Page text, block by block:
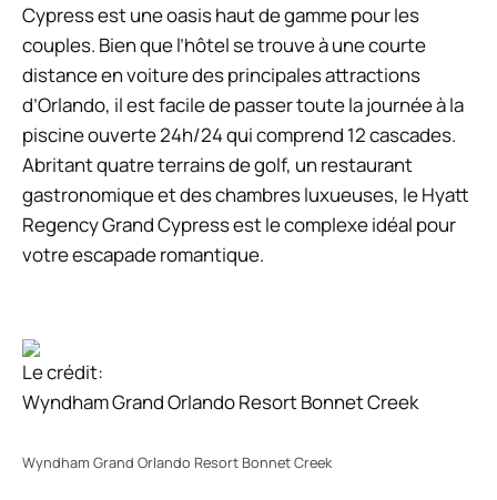
Cypress est une oasis haut de gamme pour les
couples. Bien que l’hôtel se trouve à une courte
distance en voiture des principales attractions
d’Orlando, il est facile de passer toute la journée à la
piscine ouverte 24h/24 qui comprend 12 cascades.
Abritant quatre terrains de golf, un restaurant
gastronomique et des chambres luxueuses, le Hyatt
Regency Grand Cypress est le complexe idéal pour
votre escapade romantique.
Le crédit:
Wyndham Grand Orlando Resort Bonnet Creek
Wyndham Grand Orlando Resort Bonnet Creek